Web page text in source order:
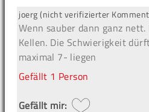
joerg (nicht verifizierter
Wenn sauber dann ganz
Kellen. Die Schwierigkeit
maximal 7- liegen
Gefällt 1 Person
Gefällt mir: